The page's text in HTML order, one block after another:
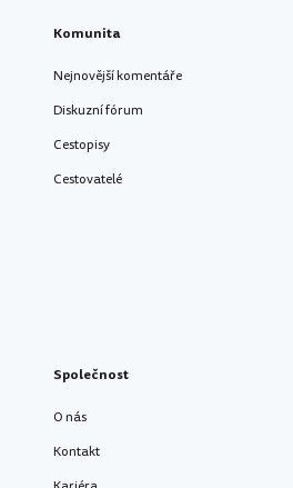
Komunita
Nejnovější komentáře
Diskuzní fórum
Cestopisy
Cestovatelé
Společnost
O nás
Kontakt